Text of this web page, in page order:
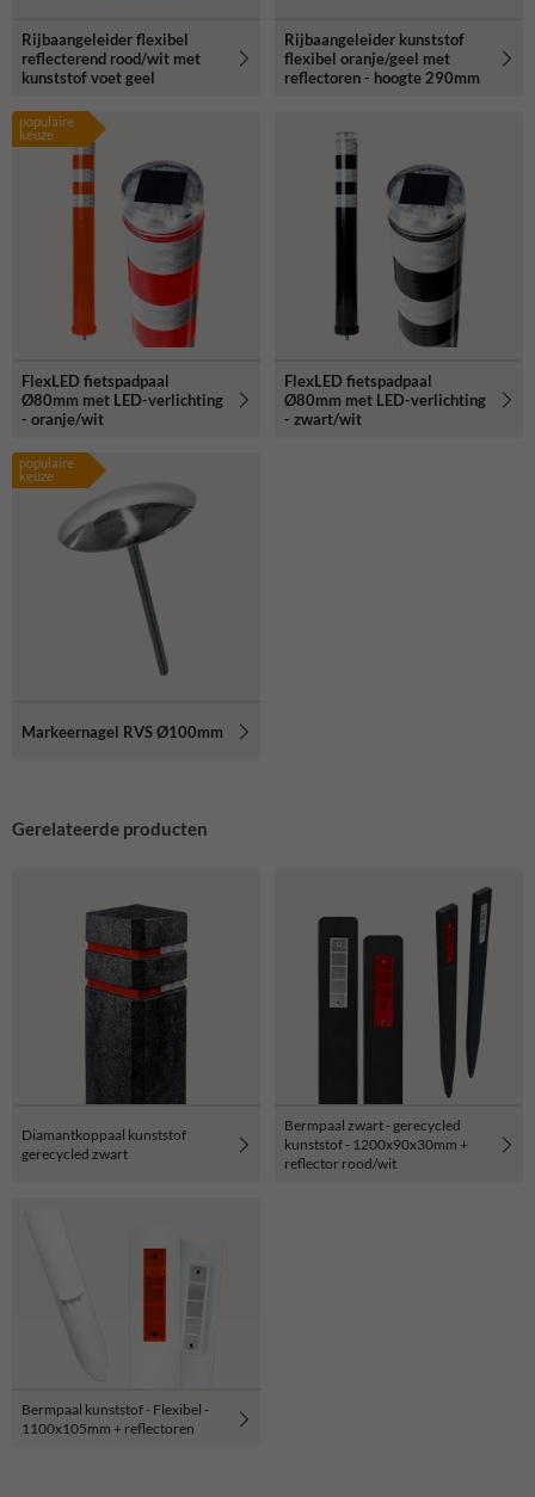
Rijbaangeleider flexibel
reflecterend rood/wit met
kunststof voet geel
Rijbaangeleider kunststof
flexibel oranje/geel met
reflectoren - hoogte 290mm
populaire
keuze
FlexLED fietspadpaal
Ø80mm met LED-verlichting
- oranje/wit
FlexLED fietspadpaal
Ø80mm met LED-verlichting
- zwart/wit
populaire
keuze
Markeernagel RVS Ø100mm
Gerelateerde producten
Diamantkoppaal kunststof
gerecycled zwart
Bermpaal zwart - gerecycled
kunststof - 1200x90x30mm +
reflector rood/wit
Bermpaal kunststof - Flexibel -
1100x105mm + reflectoren